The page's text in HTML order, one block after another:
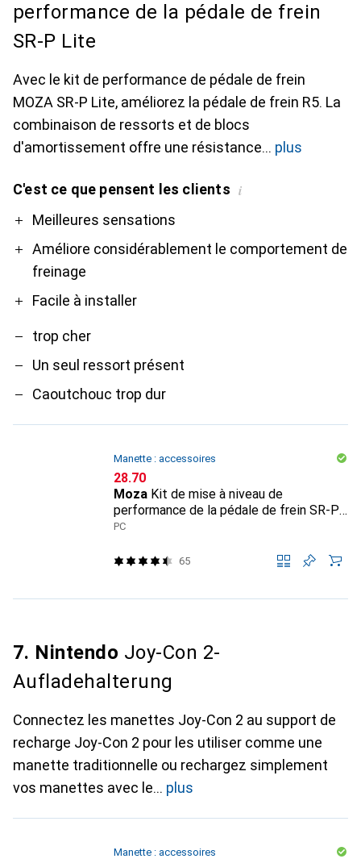
performance de la pédale de frein
SR-P Lite
Avec le kit de performance de pédale de frein
MOZA SR-P Lite, améliorez la pédale de frein R5. La
combinaison de ressorts et de blocs
d'amortissement offre une résistance
plus
C'est ce que pensent les clients i
ProMeilleures sensations
Améliore considérablement le comportement de
freinage
Facile à installer
Contre
trop cher
Un seul ressort présent
Caoutchouc trop dur
Manette : accessoires
CHF
28.70
Moza Kit de mise à niveau de
performance de la pédale de frein SR-P
Lite
PC
65
7. Nintendo Joy-Con 2-
Aufladehalterung
Connectez les manettes Joy-Con 2 au support de
recharge Joy-Con 2 pour les utiliser comme une
manette traditionnelle ou rechargez simplement
vos manettes avec le
plus
Manette : accessoires